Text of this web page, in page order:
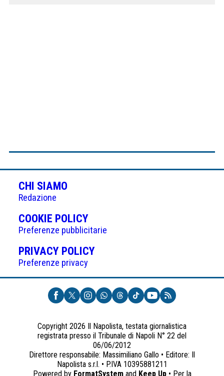
CHI SIAMO
Redazione
COOKIE POLICY(APRE
IN
UNA
NUOVA
Preferenze pubblicitarie
PRIVACY POLICY(APRE
UNA
NUOVA
SCHEDA)
Preferenze privacy
Copyright 2026 Il Napolista, testata giornalistica
registrata presso il Tribunale di Napoli N° 22 del
06/06/2012
Direttore responsabile: Massimiliano Gallo • Editore: Il
Napolista s.r.l. • P.IVA 10395881211
Powered by FormatSystemand Keep Up• Per la